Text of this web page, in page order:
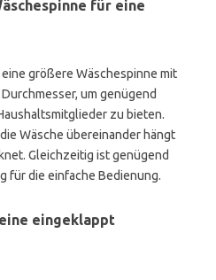
für eine
größere Wäschespinne mit
um genügend
zu bieten.
Wäsche übereinander hängt
Gleichzeitig ist genügend
für die einfache Bedienung.
eingeklappt